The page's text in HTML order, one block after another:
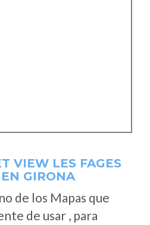
VIEW LES FAGES
GIRONA
de los Mapas que
de usar , para